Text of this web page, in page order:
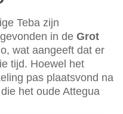
Teba zijn
in de Grot
wat aangeeft dat er
tijd. Hoewel het
pas plaatsvond na
het oude Attegua